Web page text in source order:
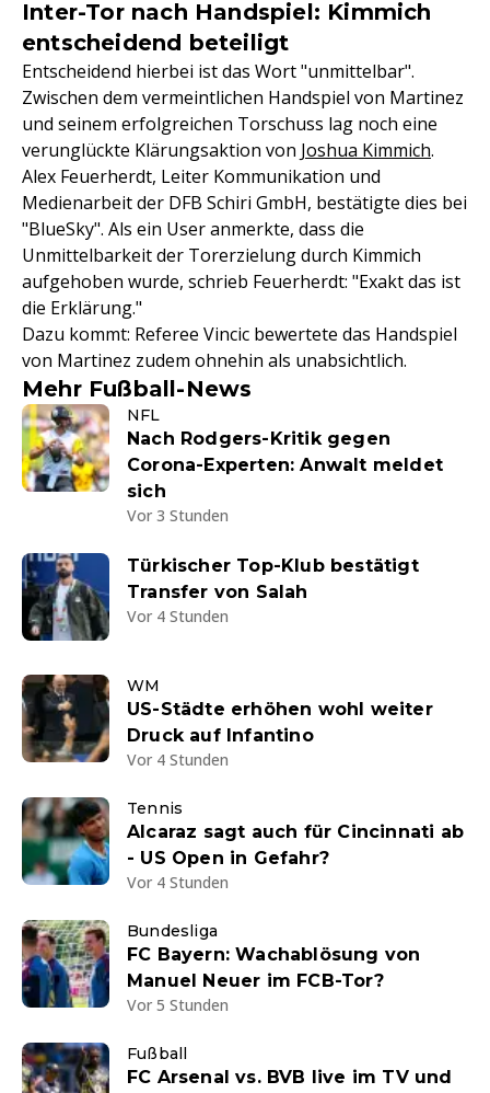
Inter-Tor nach Handspiel: Kimmich
entscheidend beteiligt
Entscheidend hierbei ist das Wort "unmittelbar".
Zwischen dem vermeintlichen Handspiel von Martinez
und seinem erfolgreichen Torschuss lag noch eine
verunglückte Klärungsaktion von Joshua Kimmich.
Alex Feuerherdt, Leiter Kommunikation und
Medienarbeit der DFB Schiri GmbH, bestätigte dies bei
"BlueSky". Als ein User anmerkte, dass die
Unmittelbarkeit der Torerzielung durch Kimmich
aufgehoben wurde, schrieb Feuerherdt: "Exakt das ist
die Erklärung."
Dazu kommt: Referee Vincic bewertete das Handspiel
von Martinez zudem ohnehin als unabsichtlich.
Mehr Fußball-News
NFL
Nach Rodgers-Kritik gegen
Corona-Experten: Anwalt meldet
sich
Vor 3 Stunden
Türkischer Top-Klub bestätigt
Transfer von Salah
Vor 4 Stunden
WM
US-Städte erhöhen wohl weiter
Druck auf Infantino
Vor 4 Stunden
Tennis
Alcaraz sagt auch für Cincinnati ab
- US Open in Gefahr?
Vor 4 Stunden
Bundesliga
FC Bayern: Wachablösung von
Manuel Neuer im FCB-Tor?
Vor 5 Stunden
Fußball
FC Arsenal vs. BVB live im TV und